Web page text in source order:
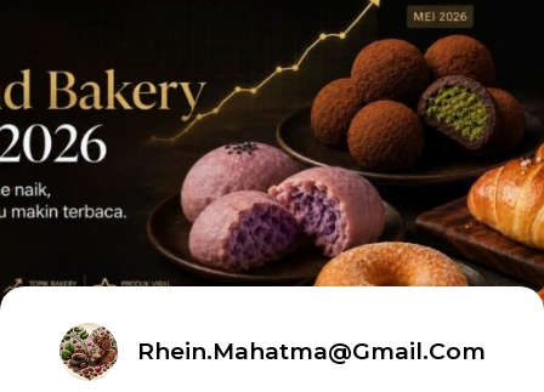
Rhein.mahatma@gmail.com